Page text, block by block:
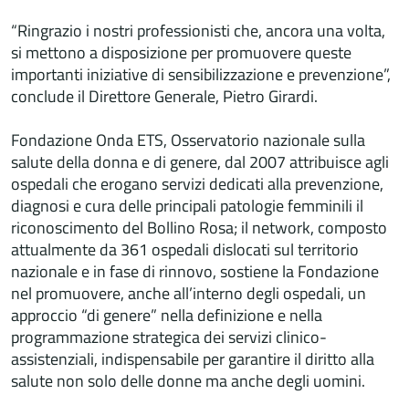
“Ringrazio i nostri professionisti che, ancora una volta,
si mettono a disposizione per promuovere queste
importanti iniziative di sensibilizzazione e prevenzione”,
conclude il Direttore Generale, Pietro Girardi.
Fondazione Onda ETS, Osservatorio nazionale sulla
salute della donna e di genere, dal 2007 attribuisce agli
ospedali che erogano servizi dedicati alla prevenzione,
diagnosi e cura delle principali patologie femminili il
riconoscimento del Bollino Rosa; il network, composto
attualmente da 361 ospedali dislocati sul territorio
nazionale e in fase di rinnovo, sostiene la Fondazione
nel promuovere, anche all’interno degli ospedali, un
approccio “di genere” nella definizione e nella
programmazione strategica dei servizi clinico-
assistenziali, indispensabile per garantire il diritto alla
salute non solo delle donne ma anche degli uomini.